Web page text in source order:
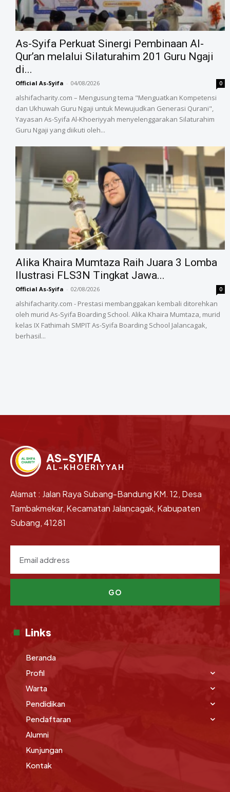
As-Syifa Perkuat Sinergi Pembinaan Al-
Qur’an melalui Silaturahim 201 Guru Ngaji
di...
Official As-Syifa - 04/08/2026 0
alshifacharity.com – Mengusung tema "Menguatkan Kompetensi
dan Ukhuwah Guru Ngaji untuk Mewujudkan Generasi Qurani",
Yayasan As-Syifa Al-Khoeriyyah menyelenggarakan Silaturahim
Guru Ngaji yang diikuti oleh...
Alika Khaira Mumtaza Raih Juara 3 Lomba
Ilustrasi FLS3N Tingkat Jawa...
Official As-Syifa - 02/08/2026 0
alshifacharity.com - Prestasi membanggakan kembali ditorehkan
oleh murid As-Syifa Boarding School. Alika Khaira Mumtaza, murid
kelas IX Fathimah SMPIT As-Syifa Boarding School Jalancagak,
berhasil...
AS-SYIFA
AL-KHOERIYYAH
Alamat : Jalan Raya Subang-Bandung KM. 12, Desa
Tambakmekar, Kecamatan Jalancagak, Kabupaten
Subang, 41281
GO
Links
Beranda
Profil
Warta
Pendidikan
Pendaftaran
Alumni
Kunjungan
Kontak